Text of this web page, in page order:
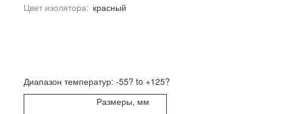
Цвет изолятора: красный
Диапазон температур: -55? to +125?
Размеры, мм